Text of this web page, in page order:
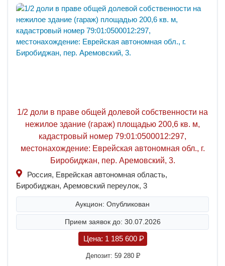
1/2 доли в праве общей долевой собственности на
нежилое здание (гараж) площадью 200,6 кв. м,
кадастровый номер 79:01:0500012:297,
местонахождение: Еврейская автономная обл., г.
Биробиджан, пер. Аремовский, 3.
Россия, Еврейская автономная область,
Биробиджан, Аремовский переулок, 3
Аукцион: Опубликован
Прием заявок до: 30.07.2026
Цена: 1 185 600 P
Депозит: 59 280P